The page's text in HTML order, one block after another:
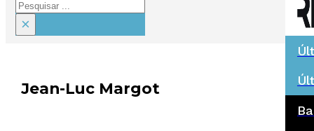
×
Jean-Luc Margot